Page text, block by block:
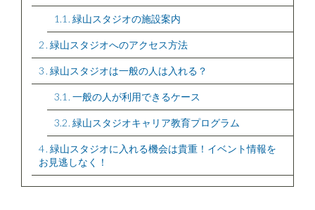
1.1 緑山スタジオの施設案内
2 緑山スタジオへのアクセス方法
3 緑山スタジオは一般の人は入れる？
3.1 一般の人が利用できるケース
3.2 緑山スタジオキャリア教育プログラム
4 緑山スタジオに入れる機会は貴重！イベント情報を
お見逃しなく！